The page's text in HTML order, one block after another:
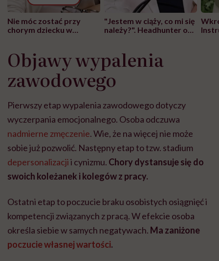
Nie móc zostać przy
chorym dziecku w
może chyba tylko
głupota i brak
wyobraźni"
"Jestem w ciąży, co mi się
należy?". Headhunter o
pracy
Objawy wypalenia
zawodowego
Pierwszy etap wypalenia zawodowego dotyczy
wyczerpania emocjonalnego. Osoba odczuwa
nadmierne zmęczenie. Wie, że na więcej nie może
sobie już pozwolić. Następny etap to tzw. stadium
depersonalizacjii cynizmu. Chory dystansuje się do
swoich koleżanek i kolegów z pracy.
Ostatni etap to poczucie braku osobistych osiągnięć i
kompetencji związanych z pracą. W efekcie osoba
określa siebie w samych negatywach. Ma zaniżone
poczucie własnej wartości.